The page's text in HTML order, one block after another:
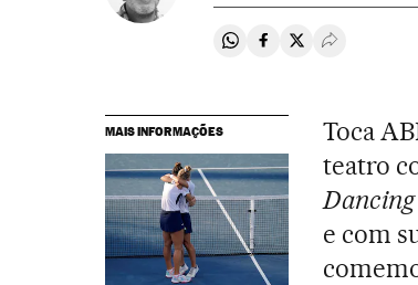
Compartir en Whatsapp
Compartir en
Compartir en
Desplegar
MAIS INFORMAÇÕES
Toca
teatro
e com